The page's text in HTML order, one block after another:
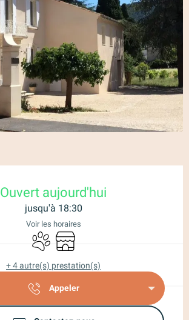
Ouvert aujourd'hui
jusqu'à 18:30
Voir les horaires
Animaux acceptés
Boutique
+ 4 autre(s) prestation(s)
Appeler